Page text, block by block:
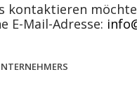
kontaktieren
E-Mail-Adresse: